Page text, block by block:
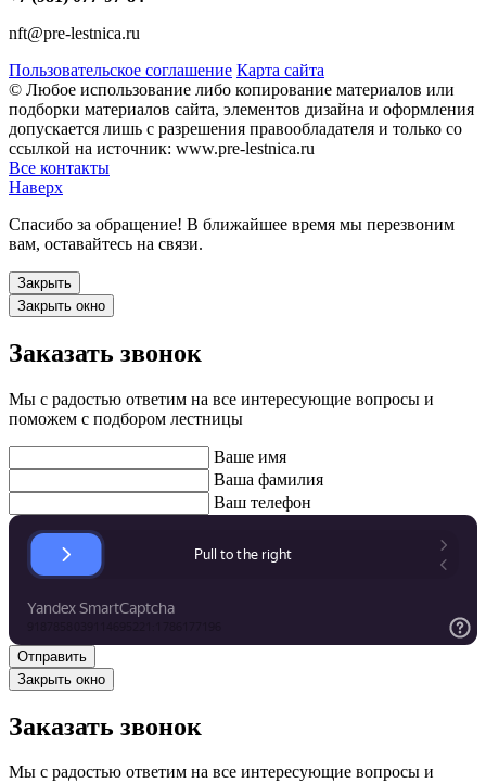
nft@pre-lestnica.ru
Пользовательское соглашение Карта сайта
© Любое использование либо копирование материалов или
подборки материалов сайта, элементов дизайна и оформления
допускается лишь с разрешения правообладателя и только со
ссылкой на источник: www.pre-lestnica.ru
Все контакты
Наверх
Спасибо за обращение! В ближайшее время мы перезвоним
вам, оставайтесь на связи.
Закрыть
Закрыть окно
Заказать звонок
Мы с радостью ответим на все интересующие вопросы и
поможем с подбором лестницы
Ваше имя
Ваша фамилия
Ваш телефон
Закрыть окно
Заказать звонок
Мы с радостью ответим на все интересующие вопросы и